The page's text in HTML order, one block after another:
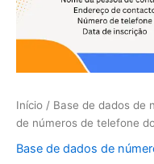
Início / Base de dados de
de números de telefone
Base de dados de
telefone
Gabão
milhões